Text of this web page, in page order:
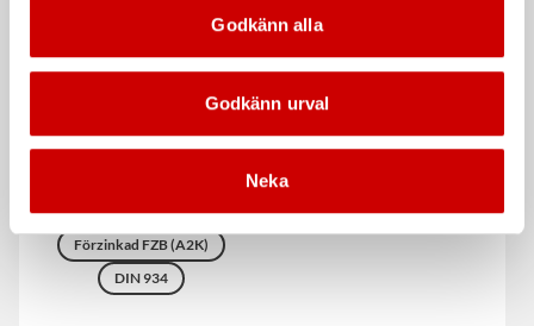
Godkänn alla
Godkänn urval
Neka
Stål
Hållfasthetsklass 8
Förzinkad FZB (A2K)
DIN 934